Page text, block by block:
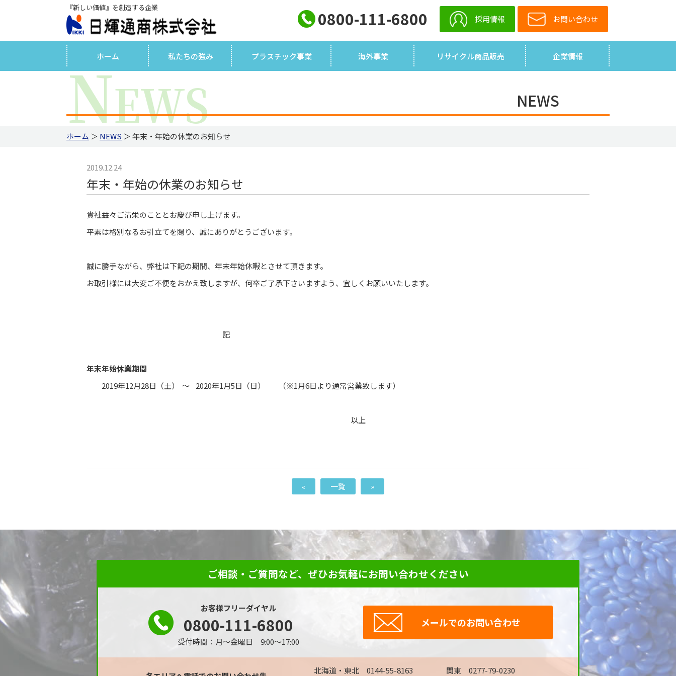
『新しい価値』を創造する企業
0800-111-6800 採用情報 お問い合わせ
ホーム 私たちの強み プラスチック事業 海外事業 リサイクル商品販売 企業情報
NEWS
NEWS
ホーム ＞ NEWS ＞ 年末・年始の休業のお知らせ
2019.12.24
年末・年始の休業のお知らせ
貴社益々ご清栄のこととお慶び申し上げます。
平素は格別なるお引立てを賜り、誠にありがとうございます。
誠に勝手ながら、弊社は下記の期間、年末年始休暇とさせて頂きます。
お取引様には大変ご不便をおかえ致しますが、何卒ご了承下さいますよう、宜しくお願いいたします。
記
年末年始休業期間
2019年12月28日（土） ～ 2020年1月5日（日） （※1月6日より通常営業致します）
以上
« 一覧 »
ご相談・ご質問など、ぜひお気軽にお問い合わせください
お客様フリーダイヤル
0800-111-6800
受付時間：月～金曜日 9:00～17:00
メールでのお問い合わせ
北海道・東北 0144-55-8163
関東 0277-79-0230